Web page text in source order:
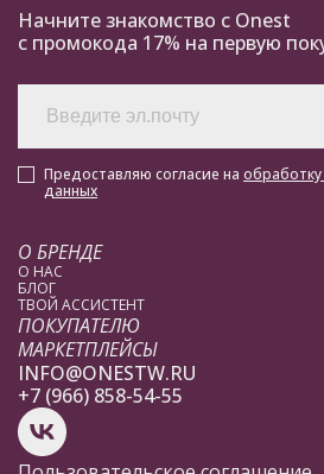
Начните знакомство с Onest
с промокода 17% на первую
Предоставляю согласие на
данных
О БРЕНДЕ
О НАС
БЛОГ
ТВОЙ АССИСТЕНТ
ПОКУПАТЕЛЮ
МАРКЕТПЛЕЙСЫ
INFO@ONESTW.RU
+7 (966) 858-54-55